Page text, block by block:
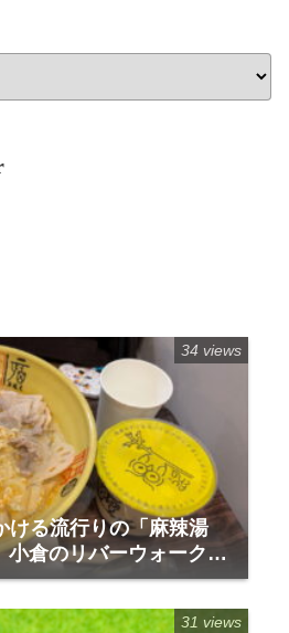
ける流行りの「麻辣湯
小倉のリバーウォーク1
34 views
31 views